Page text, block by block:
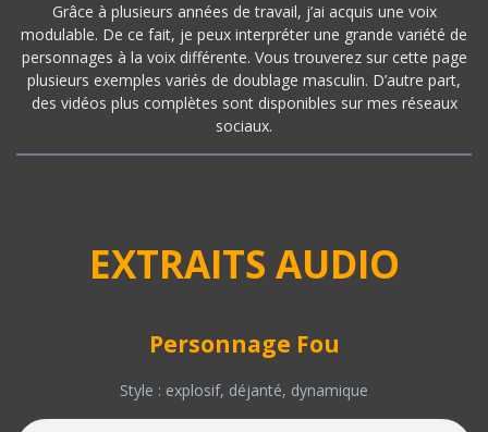
Grâce à plusieurs années de travail, j’ai acquis une voix
modulable. De ce fait, je peux interpréter une grande variété de
personnages à la voix différente. Vous trouverez sur cette page
plusieurs exemples variés de doublage masculin. D’autre part,
des vidéos plus complètes sont disponibles sur mes réseaux
sociaux.
EXTRAITS AUDIO
Personnage Fou
Style : explosif, déjanté, dynamique